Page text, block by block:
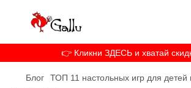
👉 Кликни ЗДЕСЬ и хватай
Блог ТОП 11 настольных игр для детей